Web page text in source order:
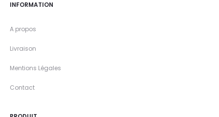
INFORMATION
A propos
Livraison
Mentions Légales
Contact